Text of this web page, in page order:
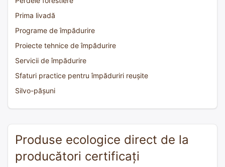
Prima livadă
Programe de împădurire
Proiecte tehnice de împădurire
Servicii de împădurire
Sfaturi practice pentru împăduriri reușite
Silvo-pășuni
Produse ecologice direct de la
producători certificați